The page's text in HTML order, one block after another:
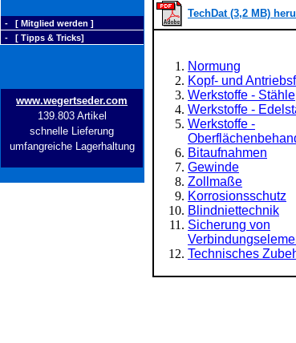
- [ Mitglied werden ]
- [ Tipps & Tricks]
www.wegertseder.com
139.803 Artikel
schnelle Lieferung
umfangreiche Lagerhaltung
TechDat (3,2 MB)
Normung
Kopf- und
Werkstoffe - Stähle
Werkstoffe -
Werkstoffe -
Bitaufnahmen
Gewinde
Zollmaße
Korrosionsschutz
Blindniettechnik
Sicherung von
Technisches